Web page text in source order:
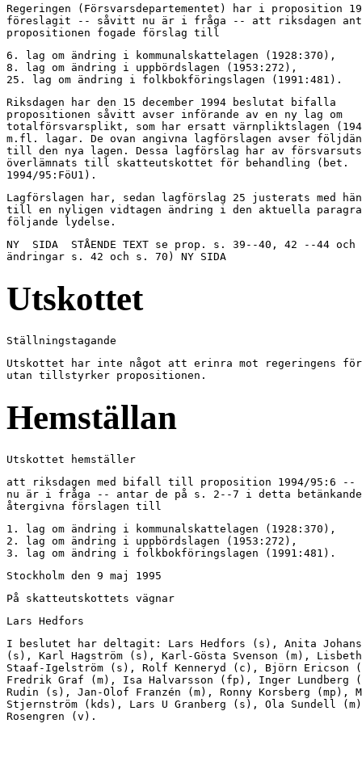
Regeringen (Försvarsdepartementet) har i proposition
föreslagit -- såvitt nu är i fråga -- att riksdagen
propositionen fogade förslag till
6. lag om ändring i kommunalskattelagen (1928:370),
8. lag om ändring i uppbördslagen (1953:272),
25. lag om ändring i folkbokföringslagen (1991:481).
Riksdagen har den 15 december 1994 beslutat bifalla
propositionen såvitt avser införande av en ny lag om
totalförsvarsplikt, som har ersatt värnpliktslagen
m.fl. lagar. De ovan angivna lagförslagen avser
till den nya lagen. Dessa lagförslag har av
överlämnats till skatteutskottet för behandling (bet.
1994/95:FöU1).
Lagförslagen har, sedan lagförslag 25 justerats med
till en nyligen vidtagen ändring i den aktuella
följande lydelse.
NY  SIDA  STÅENDE TEXT se prop. s. 39--40, 42 --44 och
ändringar s. 42 och s. 70) NY SIDA
Utskottet
Ställningstagande
Utskottet har inte något att erinra mot regeringens
utan tillstyrker propositionen.
Hemställan
Utskottet hemställer
att riksdagen med bifall till proposition 1994/95:6
nu är i fråga -- antar de på s. 2--7 i detta betänkande
återgivna förslagen till
1. lag om ändring i kommunalskattelagen (1928:370),
2. lag om ändring i uppbördslagen (1953:272),
3. lag om ändring i folkbokföringslagen (1991:481).
Stockholm den 9 maj 1995
På skatteutskottets vägnar
Lars Hedfors
I beslutet har deltagit: Lars Hedfors (s), Anita
(s), Karl Hagström (s), Karl-Gösta Svenson (m), Lisbeth
Staaf-Igelström (s), Rolf Kenneryd (c), Björn Ericson
Fredrik Graf (m), Isa Halvarsson (fp), Inger Lundberg
Rudin (s), Jan-Olof Franzén (m), Ronny Korsberg (mp),
Stjernström (kds), Lars U Granberg (s), Ola Sundell
Rosengren (v).